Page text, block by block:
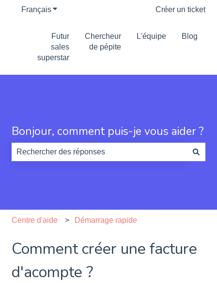
FrançaisAfficher le sous-menu pour les traductions
Créer un ticket
Futur
sales
superstar
Chercheur
de pépite
L'équipe Blog
Bonjour, comment puis-je vous aider ?
Centre d'aide Démarrage rapide
Comment créer une facture
d'acompte ?